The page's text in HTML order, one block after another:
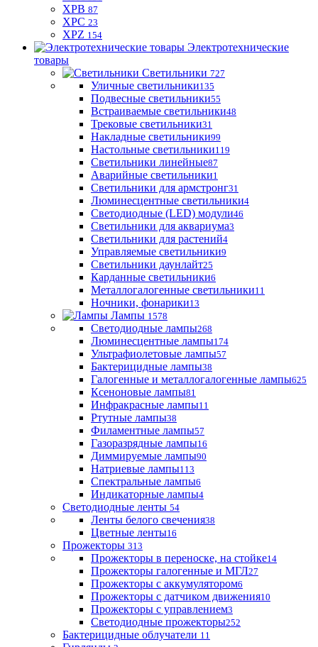
XPB 87
XPC 23
XPZ 154
Электротехнические
товары
Светильники 727
Уличные светильники135
Подвесные светильники55
Встраиваемые светильники48
Трековые светильники31
Накладные светильники99
Настольные светильники119
Светильники линейные87
Аварийные светильники1
Светильники для армстронг31
Люминесцентные светильники4
Светодиодные (LED) модули46
Светильники для аквариума3
Светильники для растений4
Управляемые светильники9
Светильники даунлайт25
Карданные светильники6
Металлогалогенные светильники11
Ночники, фонарики13
Лампы 1578
Светодиодные лампы268
Люминесцентные лампы174
Ультрафиолетовые лампы57
Бактерицидные лампы38
Галогенные и металлогалогенные лампы625
Ксеноновые лампы81
Инфракрасные лампы11
Ртутные лампы38
Филаментные лампы57
Газоразрядные лампы16
Диммируемые лампы90
Натриевые лампы113
Спектральные лампы6
Индикаторные лампы4
Светодиодные ленты 54
Ленты белого свечения38
Цветные ленты16
Прожекторы 313
Прожекторы в переноске, на стойке14
Прожекторы галогенные и МГЛ27
Прожекторы с аккумулятором6
Прожекторы с датчиком движения10
Прожекторы с управлением3
Светодиодные прожекторы252
Бактерицидные облучатели 11